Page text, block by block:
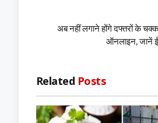
अब नहीं लगाने होंगे दफ्तरों के
ऑनलाइन, जानें
Related Posts